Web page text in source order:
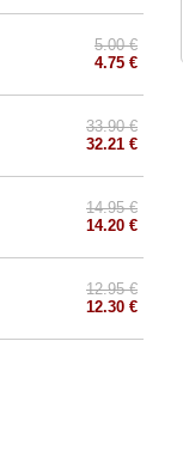
5.00 €
4.75 €
33.90 €
32.21 €
14.95 €
14.20 €
12.95 €
12.30 €